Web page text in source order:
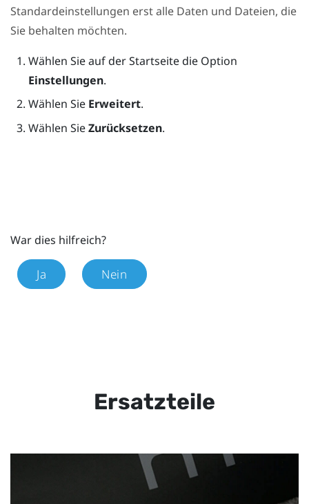
Standardeinstellungen erst alle Daten und Dateien, die
Sie behalten möchten.
Wählen Sie auf derStartseitedie Option
Einstellungen.
Wählen Sie Erweitert.
Wählen SieZurücksetzen.
War dies hilfreich?
Ja Nein
Ersatzteile